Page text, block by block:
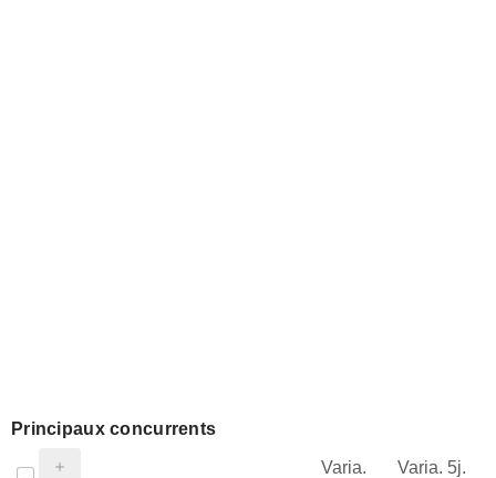
Principaux concurrents
Varia. Varia. 5j.